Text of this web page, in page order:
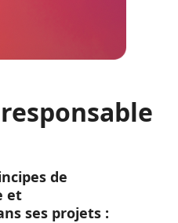
de
et
ses projets :